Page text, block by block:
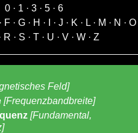
0· 1 · 3· 5· 6
· F ·G · H · ·J · K · L · M · N ·O
R · S · T· U · V· W· Z
Feld]
[Frequenzbandbreite]
[Fundamental,